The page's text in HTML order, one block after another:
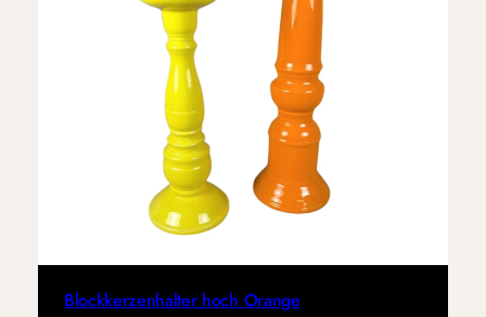
Blockkerzenhalter hoch Orange